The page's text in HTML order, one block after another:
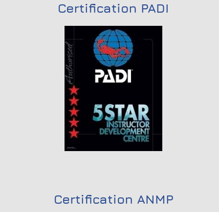
Certification PADI
Certification ANMP